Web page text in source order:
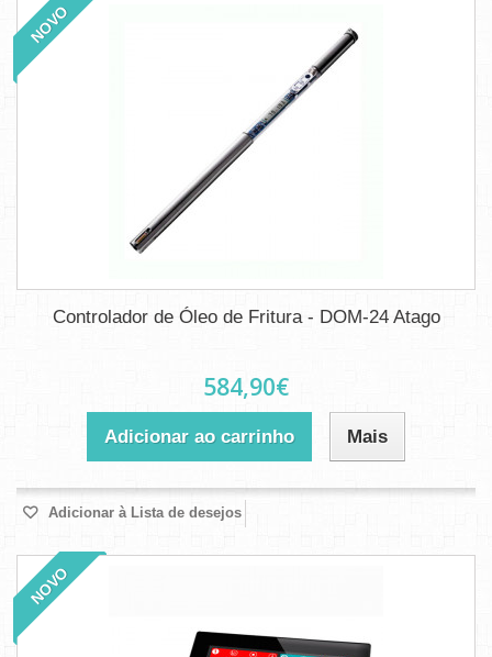
NOVO
Controlador de Óleo de Fritura - DOM-24 Atago
584,90€
Adicionar ao carrinho Mais
Adicionar à Lista de desejos
NOVO